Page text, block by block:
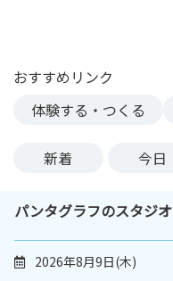
おすすめリンク
体験する・つくる
新着 今日
パンタグラフのスタジオ
2026年8月9日(木)